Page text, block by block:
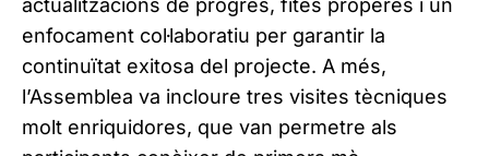
actualitzacions de progrés, fites properes i un
enfocament col·laboratiu per garantir la
continuïtat exitosa del projecte. A més,
l’Assemblea va incloure tres visites tècniques
molt enriquidores, que van permetre als